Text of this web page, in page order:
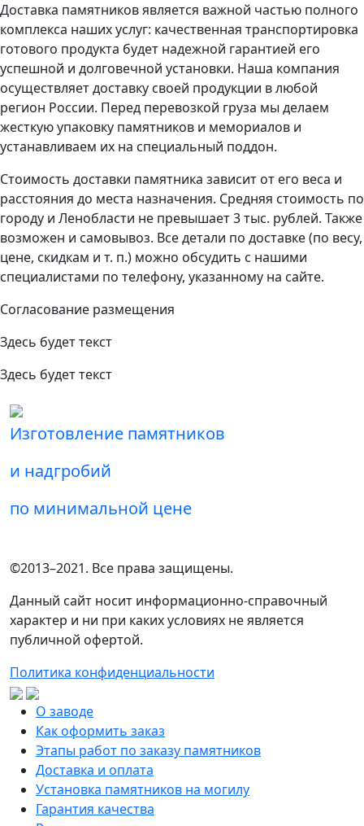
Доставка памятников является важной частью полного
комплекса наших услуг: качественная транспортировка
готового продукта будет надежной гарантией его
успешной и долговечной установки. Наша компания
осуществляет доставку своей продукции в любой
регион России. Перед перевозкой груза мы делаем
жесткую упаковку памятников и мемориалов и
устанавливаем их на специальный поддон.
Стоимость доставки памятника зависит от его веса и
расстояния до места назначения. Средняя стоимость по
городу и Ленобласти не превышает 3 тыс. рублей. Также
возможен и самовывоз. Все детали по доставке (по весу,
цене, скидкам и т. п.) можно обсудить с нашими
специалистами по телефону, указанному на сайте.
Согласование размещения
Здесь будет текст
Здесь будет текст
Изготовление памятников
и надгробий
по минимальной цене
©2013–2021. Все права защищены.
Данный сайт носит информационно-справочный
характер и ни при каких условиях не является
публичной офертой.
Политика конфиденциальности
О заводе
Как оформить заказ
Этапы работ по заказу памятников
Доставка и оплата
Установка памятников на могилу
Гарантия качества